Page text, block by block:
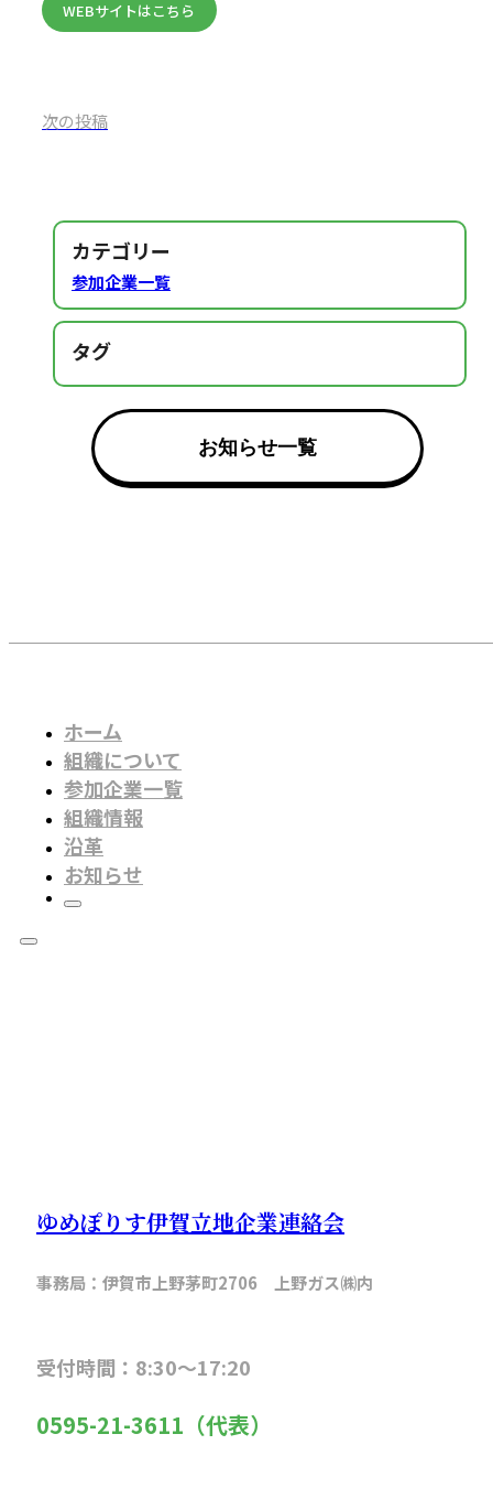
WEBサイトはこちら
次の投稿
カテゴリー
参加企業一覧
タグ
お知らせ一覧
ホーム
組織について
参加企業一覧
組織情報
沿革
お知らせ
ゆめぽりす伊賀立地企業連絡会
事務局：伊賀市上野茅町2706 上野ガス㈱内
受付時間：8:30～17:20
0595-21-3611（代表）